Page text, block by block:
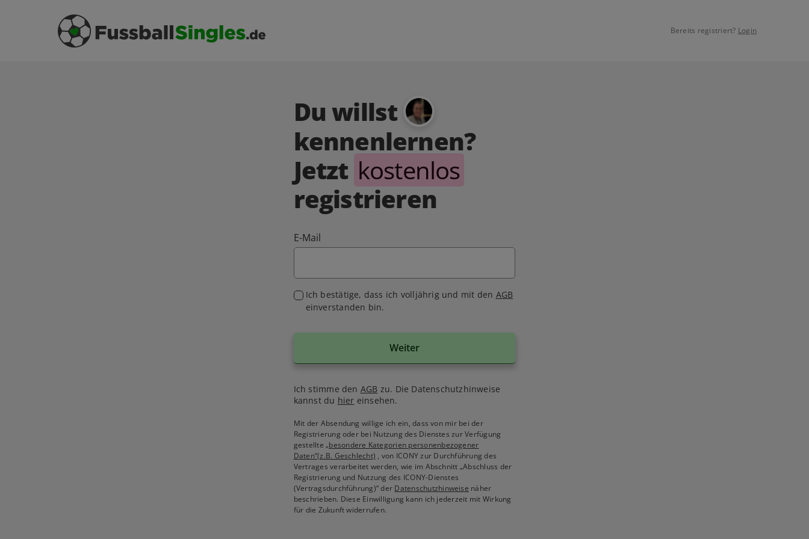
Bereits registriert? Login
Du willst
kennenlernen?
Jetzt kostenlos
registrieren
E-Mail
Ich bestätige, dass ich volljährig und mit den AGB
einverstanden bin.
Weiter
Ich stimme den AGB zu. Die Datenschutzhinweise
kannst du hier einsehen.
Mit der Absendung willige ich ein, dass von mir bei der
Registrierung oder bei Nutzung des Dienstes zur Verfügung
gestellte„besondere Kategorien personenbezogener
Daten“(z.B. Geschlecht) , von ICONY zur Durchführung des
Vertrages verarbeitet werden, wie im Abschnitt „Abschluss der
Registrierung und Nutzung des ICONY-Dienstes
(Vertragsdurchführung)“ der Datenschutzhinweise näher
beschrieben. Diese Einwilligung kann ich jederzeit mit Wirkung
für die Zukunft widerrufen.